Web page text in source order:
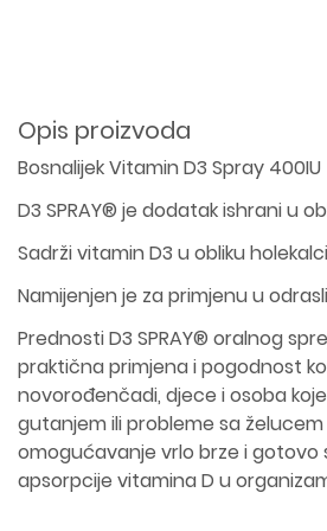
Opis proizvoda
Bosnalijek Vitamin D3 Spray 400IU
D3 SPRAY® je dodatak ishrani u
Sadrži vitamin D3 u obliku
Namijenjen je za primjenu u
Prednosti D3 SPRAY® oralnog
praktična primjena i pogodnost
novorođenčadi, djece i osoba
gutanjem ili probleme sa želucem
omogućavanje vrlo brze i
apsorpcije vitamina D u